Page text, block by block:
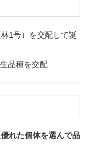
1号）を交配して誕
品種を交配
れた個体を選んで品